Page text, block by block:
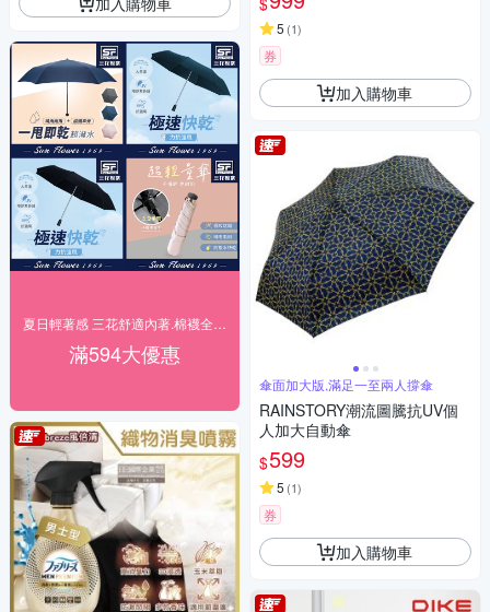
滿594大優惠
5 (1)
券
加入購物車
傘面加大版,滿足一至兩人撐傘
RAINSTORY潮流圖騰抗UV個
人加大自動傘
$599
5 (1)
券
加入購物車